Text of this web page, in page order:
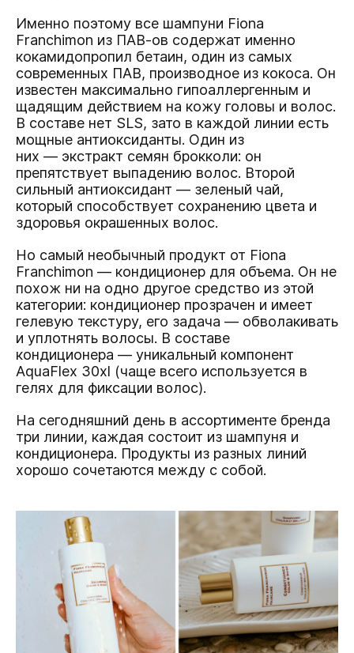
Именно поэтому все шампуни Fiona
Franchimon из ПАВ-ов содержат именно
кокамидопропил бетаин, один из самых
современных ПАВ, производное из кокоса. Он
известен максимально гипоаллергенным и
щадящим действием на кожу головы и волос.
В составе нет SLS, зато в каждой линии есть
мощные антиоксиданты. Один из
них — экстракт семян брокколи: он
препятствует выпадению волос. Второй
сильный антиоксидант — зеленый чай,
который способствует сохранению цвета и
здоровья окрашенных волос.
Но самый необычный продукт от Fiona
Franchimon — кондиционер для объема. Он не
похож ни на одно другое средство из этой
категории: кондиционер прозрачен и имеет
гелевую текстуру, его задача — обволакивать
и уплотнять волосы. В составе
кондиционера — уникальный компонент
AquaFlex 30xl (чаще всего используется в
гелях для фиксации волос).
На сегодняшний день в ассортименте бренда
три линии, каждая состоит из шампуня и
кондиционера. Продукты из разных линий
хорошо сочетаются между с собой.